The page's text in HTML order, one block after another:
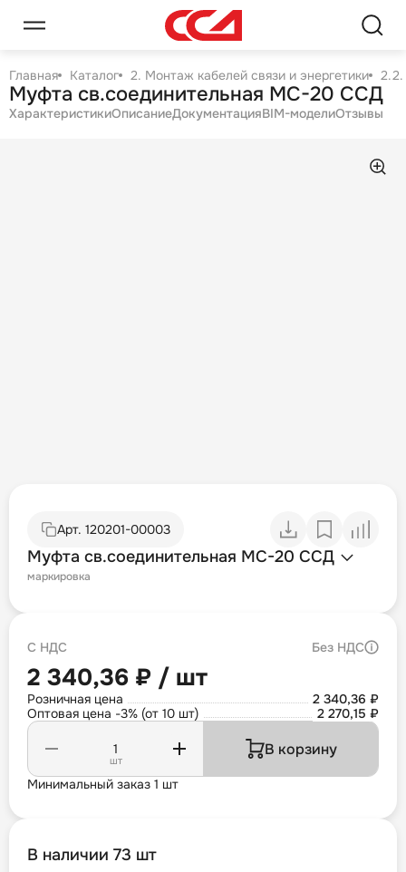
Главная Каталог 2. Монтаж кабелей связи и энергетики 2.2.
Муфта св.соединительная МС-20 ССД
ХарактеристикиОписаниеДокументацияBIM-моделиОтзывы
Арт. 120201-00003
Муфта св.соединительная МС-20 ССД
маркировка
С НДС Без НДС
2 340,36 ₽ / шт
Розничная цена
2 340,36 ₽
Оптовая цена -3% (от 10 шт)
2 270,15 ₽
шт
В корзину
Минимальный заказ 1 шт
В наличии 73 шт